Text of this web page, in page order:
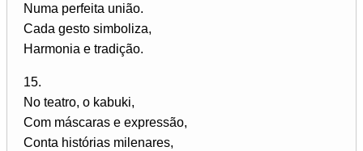
Numa perfeita união.
Cada gesto simboliza,
Harmonia e tradição.
15.
No teatro, o kabuki,
Com máscaras e expressão,
Conta histórias milenares,